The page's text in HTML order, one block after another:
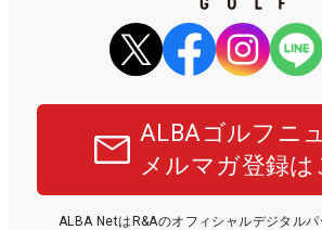
ALBAゴルフニ
メルマガ登録は
ALBA NetはR&Aのオフィシャルデジタル